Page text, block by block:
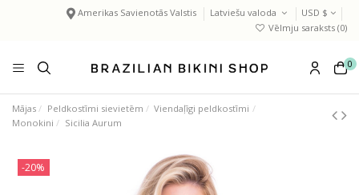
Amerikas Savienotās Valstis Latviešu valoda
USD $
Vēlmju saraksts (0)
0
Mājas Peldkostīmi sievietēm
Viendaļīgi peldkostīmi
Monokini
Sicilia Aurum
-20%